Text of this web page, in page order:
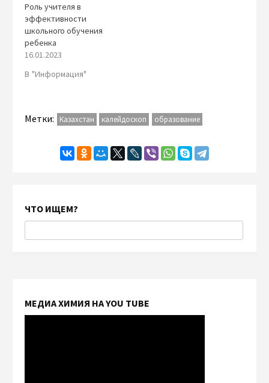
Роль учителя в
эффективности
школьного обучения
ребенка
16.01.2023
В "Информация"
Метки: Казахстан калейдоскоп образование
ЧТО ИЩЕМ?
МЕДИА ХИМИЯ НА YOU TUBE